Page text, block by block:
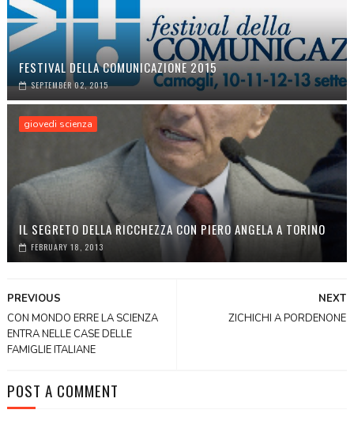
FESTIVAL DELLA COMUNICAZIONE 2015
SEPTEMBER 02, 2015
giovedi scienza
IL SEGRETO DELLA RICCHEZZA CON PIERO ANGELA A TORINO
FEBRUARY 18, 2013
NEXT
ZICHICHI A PORDENONE
PREVIOUS
CON MONDO ERRE LA SCIENZA
ENTRA NELLE CASE DELLE
FAMIGLIE ITALIANE
POST A COMMENT